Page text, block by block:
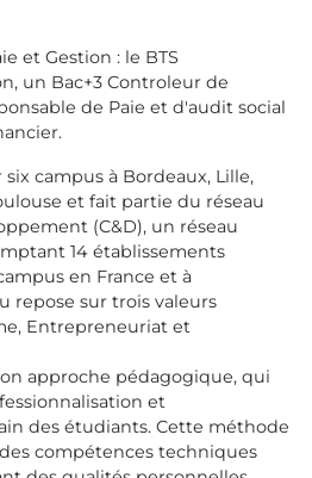
et Gestion : le BTS
un Bac+3 Controleur de
de Paie et d'audit social
campus à Bordeaux, Lille,
et fait partie du réseau
(C&D), un réseau
14 établissements
en France et à
repose sur trois valeurs
Entrepreneuriat et
approche pédagogique, qui
et
des étudiants. Cette méthode
compétences techniques